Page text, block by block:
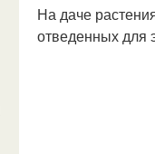
На даче
отведенных для